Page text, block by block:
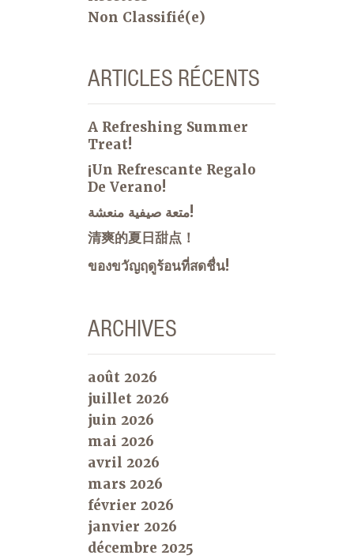
Non Classifié(e)
ARTICLES RÉCENTS
A Refreshing Summer
Treat!
¡Un Refrescante Regalo
De Verano!
متعة صيفية منعشة!
清爽的夏日甜点！
ของขวัญฤดูร้อนที่สดชื่น!
ARCHIVES
août 2026
juillet 2026
juin 2026
mai 2026
avril 2026
mars 2026
février 2026
janvier 2026
décembre 2025